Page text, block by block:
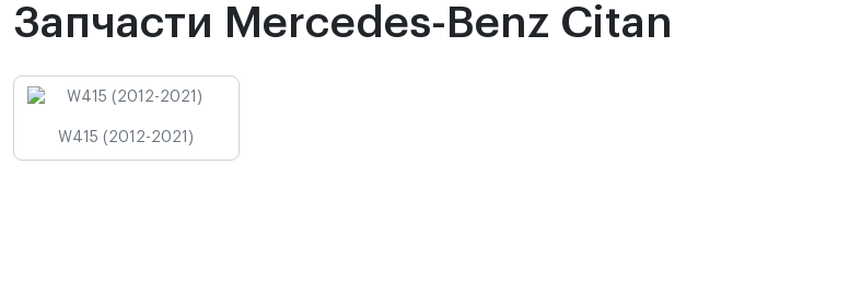
Запчасти Mercedes-Benz Citan
W415 (2012-2021)